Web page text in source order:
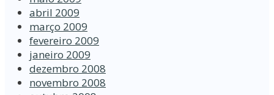
abril 2009
março 2009
fevereiro 2009
janeiro 2009
dezembro 2008
novembro 2008